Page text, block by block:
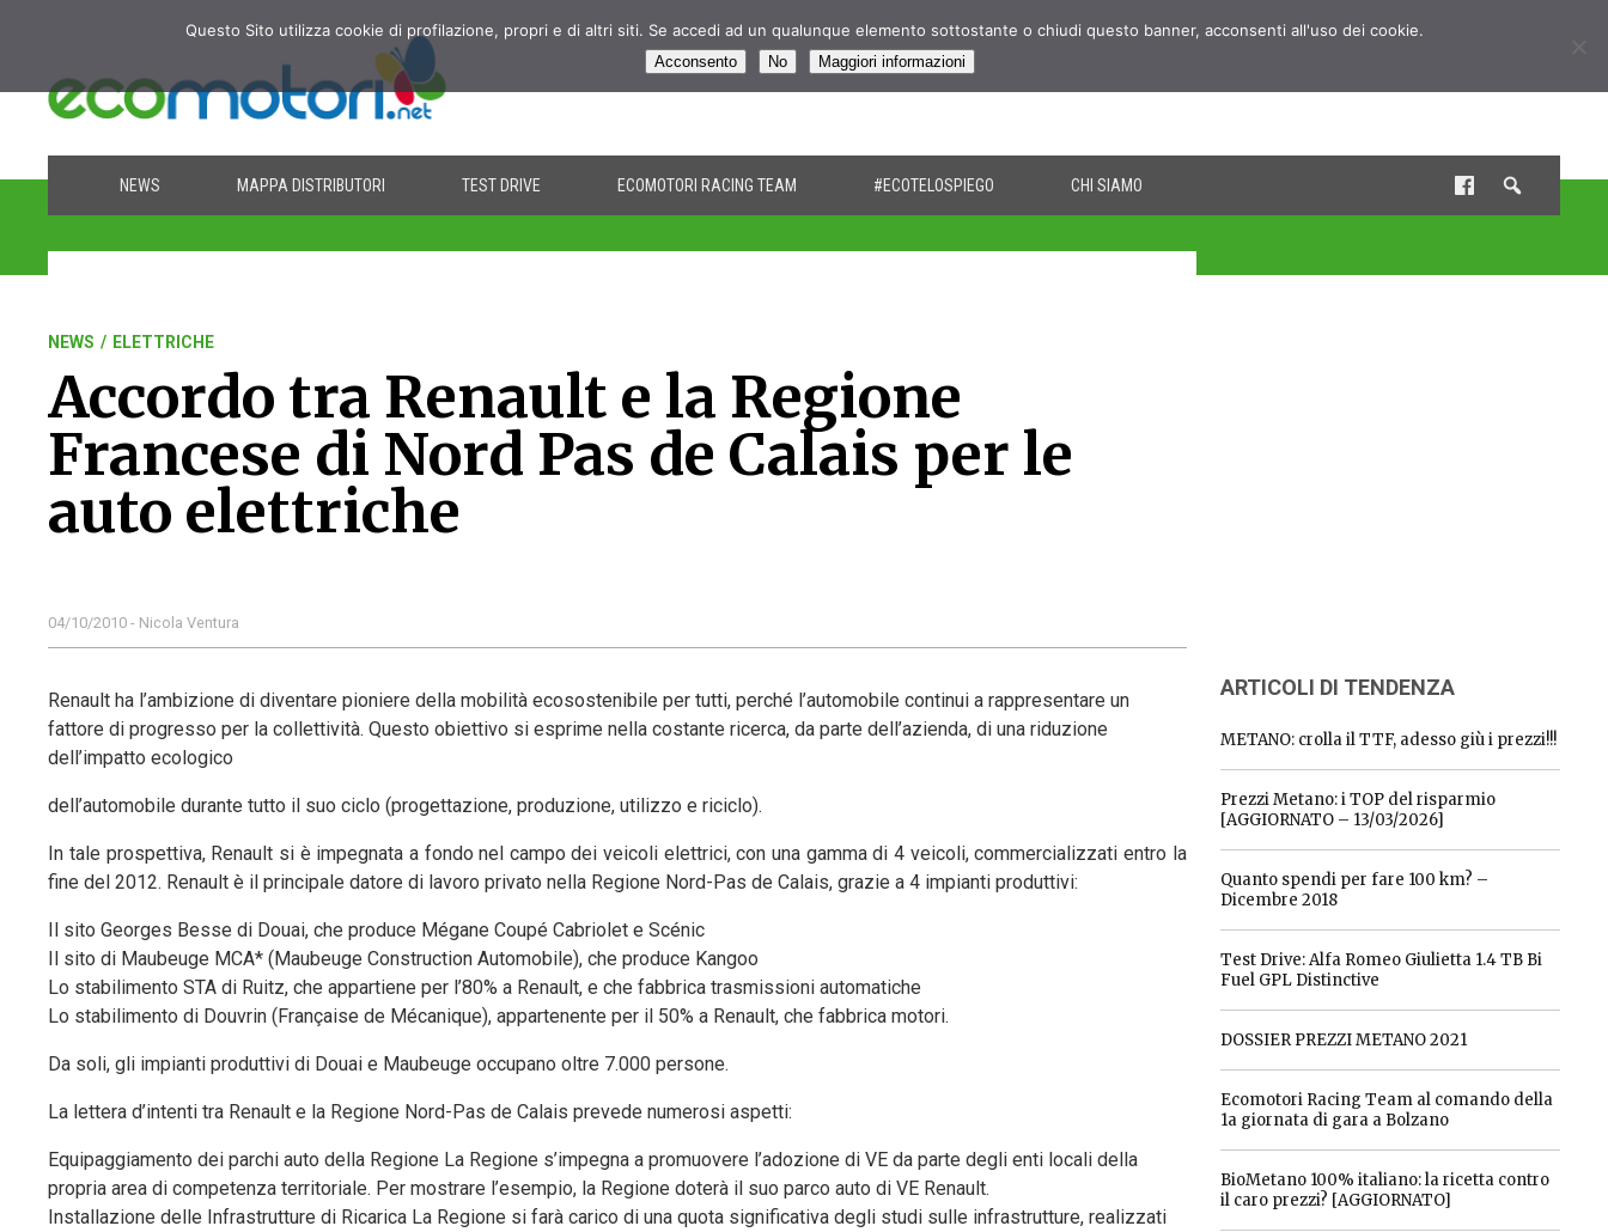
NEWS MAPPA DISTRIBUTORI TEST DRIVE ECOMOTORI RACING TEAM #ECOTELOSPIEGO CHI SIAMO
NEWS / ELETTRICHE
Accordo tra Renault e la Regione
Francese di Nord Pas de Calais per le
auto elettriche
04/10/2010 - Nicola Ventura
Renault ha l’ambizione di diventare pioniere della mobilità ecosostenibile per tutti, perché l’automobile continui a rappresentare un
fattore di progresso per la collettività. Questo obiettivo si esprime nella costante ricerca, da parte dell’azienda, di una riduzione
dell’impatto ecologico
dell’automobile durante tutto il suo ciclo (progettazione, produzione, utilizzo e riciclo).
In tale prospettiva, Renault si è impegnata a fondo nel campo dei veicoli elettrici, con una gamma di 4 veicoli, commercializzati entro la
fine del 2012. Renault è il principale datore di lavoro privato nella Regione Nord-Pas de Calais, grazie a 4 impianti produttivi:
Il sito Georges Besse di Douai, che produce Mégane Coupé Cabriolet e Scénic
Il sito di Maubeuge MCA* (Maubeuge Construction Automobile), che produce Kangoo
Lo stabilimento STA di Ruitz, che appartiene per l’80% a Renault, e che fabbrica trasmissioni automatiche
Lo stabilimento di Douvrin (Française de Mécanique), appartenente per il 50% a Renault, che fabbrica motori.
Da soli, gli impianti produttivi di Douai e Maubeuge occupano oltre 7.000 persone.
La lettera d’intenti tra Renault e la Regione Nord-Pas de Calais prevede numerosi aspetti:
Equipaggiamento dei parchi auto della Regione La Regione s’impegna a promuovere l’adozione di VE da parte degli enti locali della
propria area di competenza territoriale. Per mostrare l’esempio, la Regione doterà il suo parco auto di VE Renault.
Installazione delle Infrastrutture di Ricarica La Regione si farà carico di una quota significativa degli studi sulle infrastrutture, realizzati
ARTICOLI DI TENDENZA
METANO: crolla il TTF, adesso giù i prezzi!!!
Prezzi Metano: i TOP del risparmio
[AGGIORNATO – 13/03/2026]
Quanto spendi per fare 100 km? –
Dicembre 2018
Test Drive: Alfa Romeo Giulietta 1.4 TB Bi
Fuel GPL Distinctive
DOSSIER PREZZI METANO 2021
Ecomotori Racing Team al comando della
1a giornata di gara a Bolzano
BioMetano 100% italiano: la ricetta contro
il caro prezzi? [AGGIORNATO]
Questo Sito utilizza cookie di profilazione, propri e di altri siti. Se accedi ad un qualunque elemento sottostante o chiudi questo banner, acconsenti all'uso dei cookie.
Acconsento No Maggiori informazioni